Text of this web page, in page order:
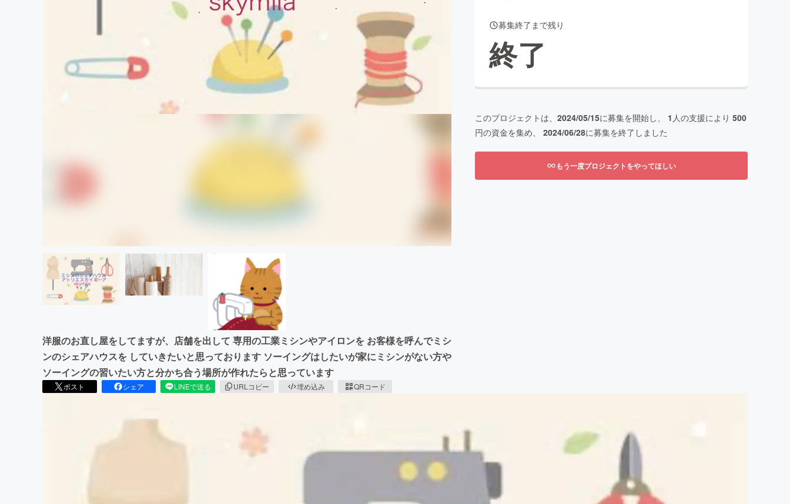
CAMPFIRE for Social Good CAMPFIRE Creation
CAMPFIREふるさと納税
machi-ya
洋服のお直し屋をしてますが、店舗を出して 専用の工業ミシンやアイロンを お客様を呼んでミシ
ンのシェアハウスを していきたいと思っております ソーイングはしたいが家にミシンがない方や
ソーイングの習いたい方と分かち合う場所が作れたらと思っています
ポスト シェア LINEで送る URLコピー 埋め込み QRコード
募集終了まで残り
終了
このプロジェクトは、 2024/05/15に募集を開始し、 1 人の支援により 500
円の資金を集め、 2024/06/28に募集を終了しました
もう一度プロジェクトをやってほしい